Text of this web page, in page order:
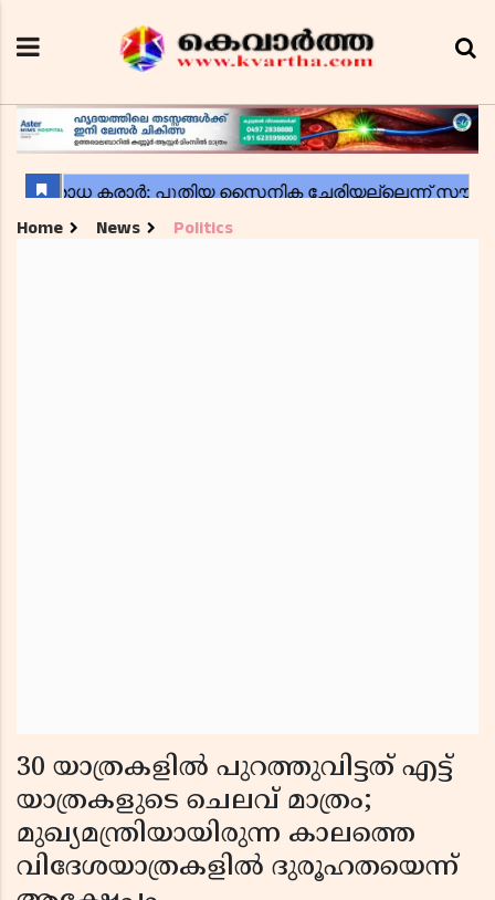
Home News Politics
30 യാത്രകളിൽ പുറത്തുവിട്ടത് എട്ട്
യാത്രകളുടെ ചെലവ് മാത്രം;
മുഖ്യമന്ത്രിയായിരുന്ന കാലത്തെ
വിദേശയാത്രകളിൽ ദുരൂഹതയെന്ന്